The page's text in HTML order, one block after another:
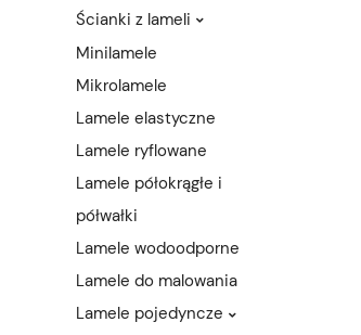
Ścianki z lameli
Minilamele
Mikrolamele
Lamele elastyczne
Lamele ryflowane
Lamele półokrągłe i
półwałki
Lamele wodoodporne
Lamele do malowania
Lamele pojedyncze